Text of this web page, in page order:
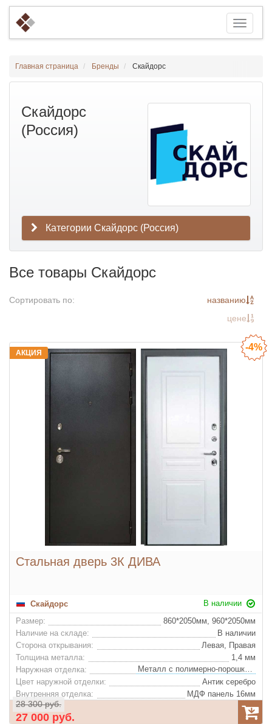
Главная страница Бренды Скайдорс
Скайдорс
(Россия)
Категории Скайдорс (Россия)
Все товары Скайдорс
Сортировать по:
названию
цене
АКЦИЯ
-4%
Стальная дверь 3К ДИВА
Скайдорс
В наличии
Размер:
860*2050мм, 960*2050мм
Наличие на складе:
В наличии
Сторона открывания:
Левая, Правая
Толщина металла:
1,4 мм
Наружная отделка:
Металл с полимерно-порошковым покрытием
Цвет наружной отделки:
Антик серебро
Внутренняя отделка:
МДФ панель 16мм
Утеплитель:
Мин.базальтовое перегородка "Knauf"
Цвет фурнитуры:
Хром
28 300 руб.
27 000 руб.